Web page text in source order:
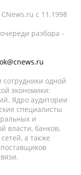
c 11.1998
разбора -
одной
экономики:
Ядро аудитории
специалисты
и
власти, банков,
а также